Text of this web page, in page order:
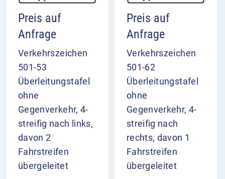
Preis auf
Anfrage
Verkehrszeichen
501-53
Überleitungstafel
ohne
Gegenverkehr, 4-
streifig nach links,
davon 2
Fahrstreifen
übergeleitet
Preis auf
Anfrage
Verkehrszeichen
501-62
Überleitungstafel
ohne
Gegenverkehr, 4-
streifig nach
rechts, davon 1
Fahrstreifen
übergeleitet